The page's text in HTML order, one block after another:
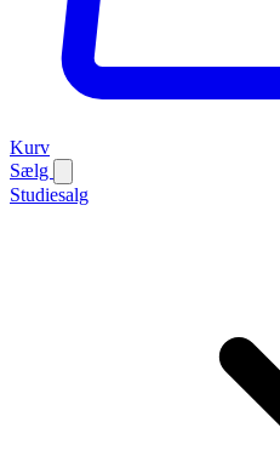
Kurv
Sælg
Studiesalg